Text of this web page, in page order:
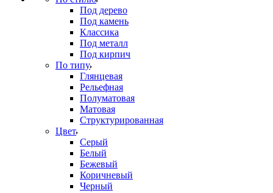
Под дерево
Под камень
Классика
Под металл
Под кирпич
По типу
Глянцевая
Рельефная
Полуматовая
Матовая
Структурированная
Цвет
Серый
Белый
Бежевый
Коричневый
Черный